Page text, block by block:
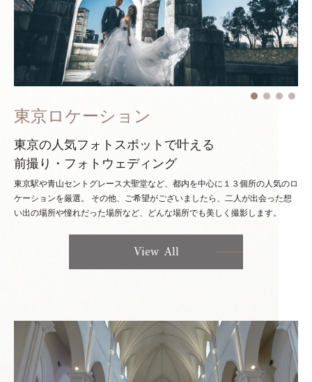
東京ロケーション
東京の人気フォトスポットで叶える
前撮り・フォトウェディング
東京駅や青山セントグレース大聖堂など、都内を中心に１３個所の人気のロ
ケーションを厳選。 その他、ご希望がございましたら、二人が出会った想
い出の場所や憧れだった場所など、どんな場所でも美しく撮影します。
View All